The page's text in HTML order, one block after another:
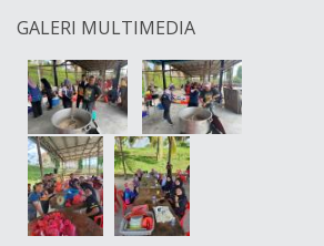
GALERI MULTIMEDIA